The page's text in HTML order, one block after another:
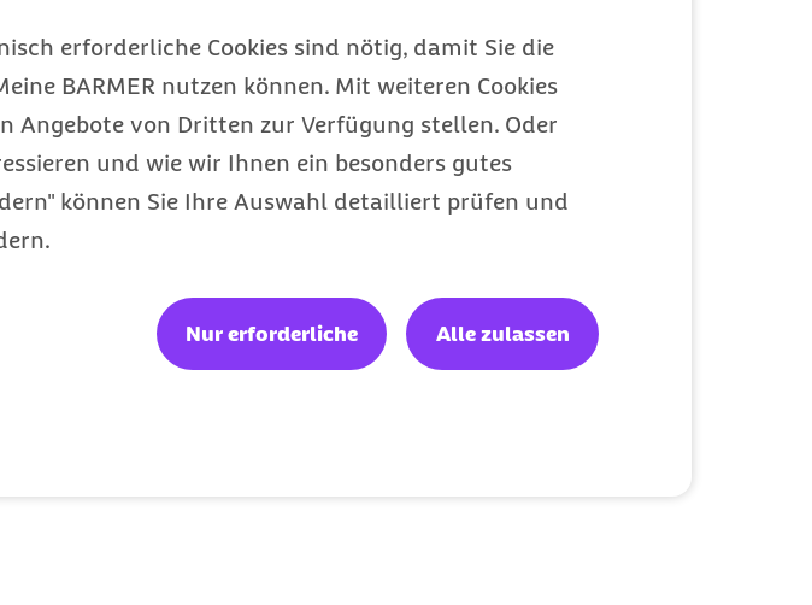
erforderliche Cookies sind nötig, damit Sie die
BARMER nutzen können. Mit weiteren Cookies
Angebote von Dritten zur Verfügung stellen. Oder
und wie wir Ihnen ein besonders gutes
können Sie Ihre Auswahl detailliert prüfen und
Nur erforderliche Alle zulassen